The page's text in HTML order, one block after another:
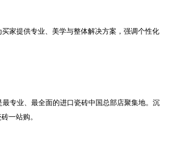
家提供专业、美学与整体解决方案，强调个性化
专业、最全面的进口瓷砖中国总部店聚集地。沉
一站购。